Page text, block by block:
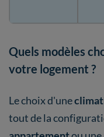
Quels modèles
votre logement ?
Le choix d'une
tout de la